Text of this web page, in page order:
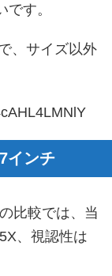
す。
、サイズ以外
インチ
比較では、当
、視認性は